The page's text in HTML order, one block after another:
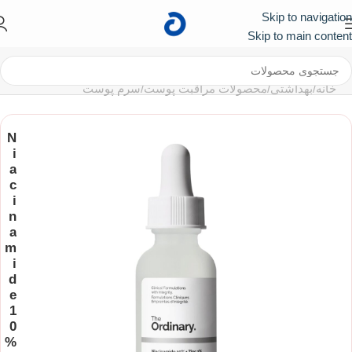
Skip to navigation
Skip to main content
خانه/بهداشتی/محصولات مراقبت پوست/سرم پوست
N
i
a
c
i
n
a
m
i
d
e
1
0
%